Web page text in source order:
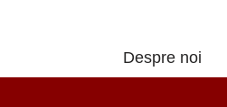
Despre noi